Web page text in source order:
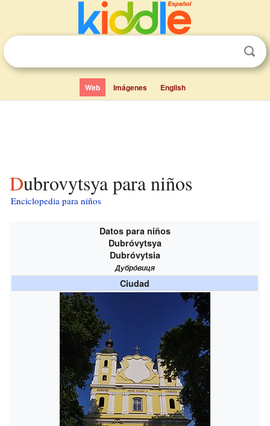
Web Imágenes English
Dubrovytsya para niños
Enciclopedia para niños
Datos para niños
Dubróvytsya
Dubróvytsia
Дубро́виця
Ciudad